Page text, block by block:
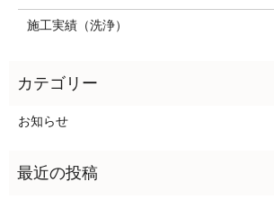
施工実績（洗浄）
お知らせ